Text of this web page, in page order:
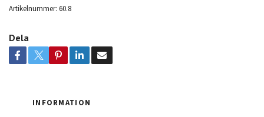
Artikelnummer: 60.8
Dela
INFORMATION